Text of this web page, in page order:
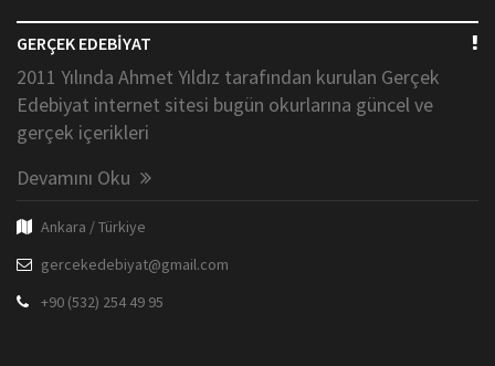
GERÇEK EDEBİYAT
2011 Yılında Ahmet Yıldız tarafından kurulan Gerçek
Edebiyat internet sitesi bugün okurlarına güncel ve
gerçek içerikleri
Devamını Oku
Ankara / Türkiye
gercekedebiyat@gmail.com
+90 (532) 254 49 95